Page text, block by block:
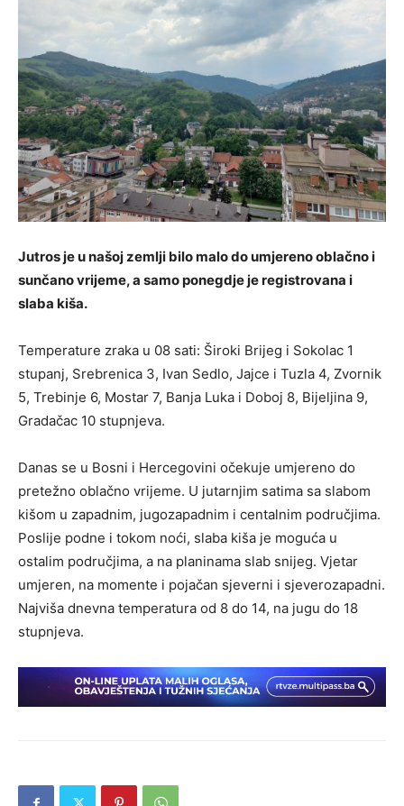
Jutros je u našoj zemlji bilo malo do umjereno oblačno i
sunčano vrijeme, a samo ponegdje je registrovana i
slaba kiša.
Temperature zraka u 08 sati: Široki Brijeg i Sokolac 1
stupanj, Srebrenica 3, Ivan Sedlo, Jajce i Tuzla 4, Zvornik
5, Trebinje 6, Mostar 7, Banja Luka i Doboj 8, Bijeljina 9,
Gradačac 10 stupnjeva.
Danas se u Bosni i Hercegovini očekuje umjereno do
pretežno oblačno vrijeme. U jutarnjim satima sa slabom
kišom u zapadnim, jugozapadnim i centalnim područjima.
Poslije podne i tokom noći, slaba kiša je moguća u
ostalim područjima, a na planinama slab snijeg. Vjetar
umjeren, na momente i pojačan sjeverni i sjeverozapadni.
Najviša dnevna temperatura od 8 do 14, na jugu do 18
stupnjeva.